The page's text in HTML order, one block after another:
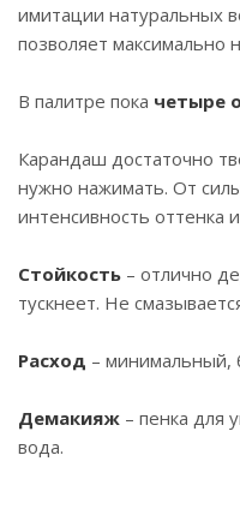
имитации натуральных
позволяет максимально
В палитре пока четыре
Карандаш достаточно
нужно нажимать. От
интенсивность оттенка
Стойкость – отлично
тускнеет. Не
Расход – минимальный,
Демакияж – пенка для
вода.